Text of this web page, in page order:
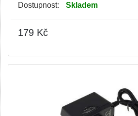
Dostupnost: Skladem
179 Kč